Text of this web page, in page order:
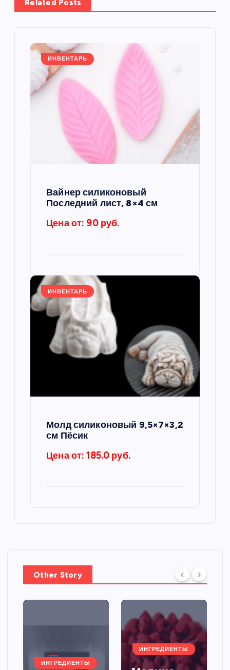
ц
Related Posts
ИНВЕНТАРЬ
Вайнер силиконовый
Последний лист, 8×4 см
Цена от: 90 руб.
ИНВЕНТАРЬ
Молд силиконовый 9,5×7×3,2
см Пёсик
Цена от: 185.0 руб.
Other Story
ИНГРЕДИЕНТЫ
ИНГРЕДИЕНТЫ